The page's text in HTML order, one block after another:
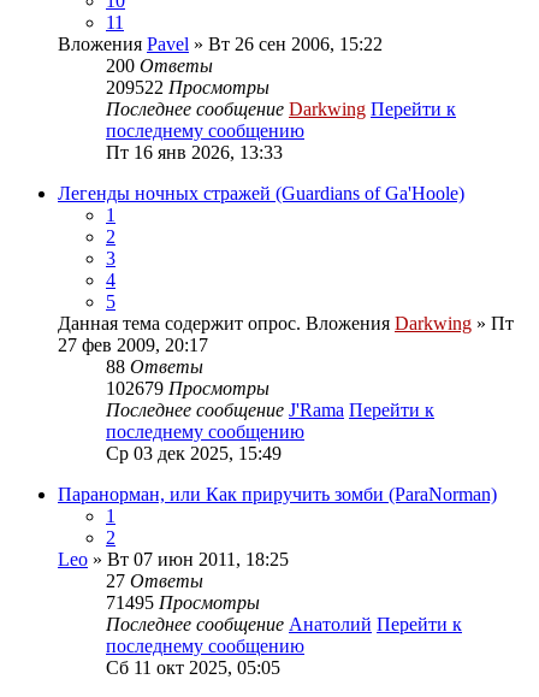
11
Вложения Pavel » Вт 26 сен 2006, 15:22
200 Ответы
209522 Просмотры
Последнее сообщение Darkwing Перейти к
последнему сообщению
Пт 16 янв 2026, 13:33
Легенды ночных стражей (Guardians of Ga'Hoole)
1
2
3
4
5
Данная тема содержит опрос. Вложения Darkwing » Пт
27 фев 2009, 20:17
88 Ответы
102679 Просмотры
Последнее сообщение J'Rama Перейти к
последнему сообщению
Ср 03 дек 2025, 15:49
Паранорман, или Как приручить зомби (ParaNorman)
1
2
Leo » Вт 07 июн 2011, 18:25
27 Ответы
71495 Просмотры
Последнее сообщение Анатолий Перейти к
последнему сообщению
Сб 11 окт 2025, 05:05